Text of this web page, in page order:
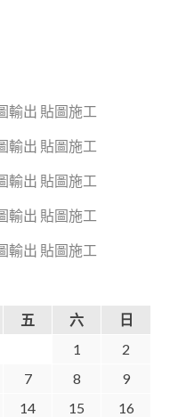
輸出 貼圖施工
輸出 貼圖施工
輸出 貼圖施工
輸出 貼圖施工
輸出 貼圖施工
五 六
日
1
2
7 8
9
14 15
16